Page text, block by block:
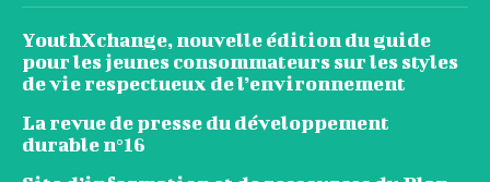
YouthXchange, nouvelle édition du guide
pour les jeunes consommateurs sur les styles
de vie respectueux de l’environnement
La revue de presse du développement
durable n°16